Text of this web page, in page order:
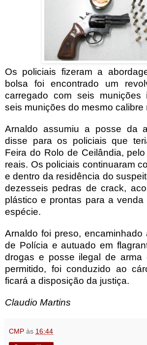
Os policiais fizeram a
bolsa foi encontrado um
carregado com seis munições
seis munições do mesmo calibre
Arnaldo assumiu a posse da
disse para os policiais que
Feira do Rolo de Ceilândia,
reais. Os policiais continuaram
e dentro da residência do
dezesseis pedras de crack,
plástico e prontas para a
espécie.
Arnaldo foi preso, encaminhado
de Polícia e autuado em
drogas e posse ilegal de arma
permitido, foi conduzido ao
ficará a disposição da justiça.
Claudio Martins
CMP às 16:44